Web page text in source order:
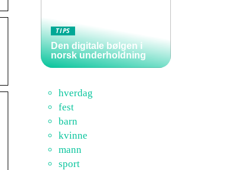
TIPS
Den digitale bølgen i
norsk underholdning
hverdag
fest
barn
kvinne
mann
sport